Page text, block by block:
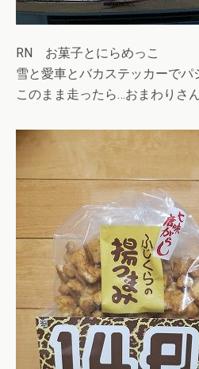
RN お菓子とにらめっこ
雪と愛車とバカステッカーでパ
このまま走ったら…おまわりさ